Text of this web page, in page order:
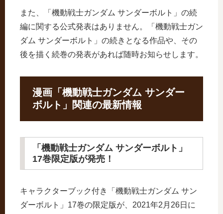
また、「機動戦士ガンダム サンダーボルト」の続
編に関する公式発表はありません。「機動戦士ガン
ダム サンダーボルト」の続きとなる作品や、その
後を描く続巻の発表があれば随時お知らせします。
漫画「機動戦士ガンダム サンダー
ボルト」関連の最新情報
「機動戦士ガンダム サンダーボルト」
17巻限定版が発売！
キャラクターブック付き「機動戦士ガンダム サン
ダーボルト」17巻の限定版が、2021年2月26日に